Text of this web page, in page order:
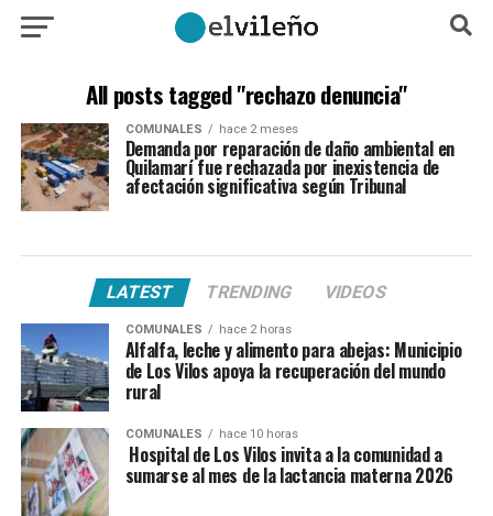
All posts tagged "rechazo denuncia"
COMUNALES hace 2 meses
Demanda por reparación de daño ambiental en
Quilamarí fue rechazada por inexistencia de
afectación significativa según Tribunal
LATEST TRENDING VIDEOS
COMUNALES hace 2 horas
Alfalfa, leche y alimento para abejas: Municipio
de Los Vilos apoya la recuperación del mundo
rural
COMUNALES hace 10 horas
Hospital de Los Vilos invita a la comunidad a
sumarse al mes de la lactancia materna 2026